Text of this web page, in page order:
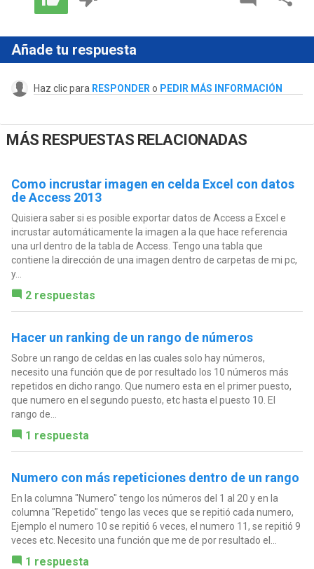
Añade tu respuesta
Haz clic para RESPONDER o PEDIR MÁS INFORMACIÓN
MÁS RESPUESTAS RELACIONADAS
Como incrustar imagen en celda Excel con datos
de Access 2013
Quisiera saber si es posible exportar datos de Access a Excel e
incrustar automáticamente la imagen a la que hace referencia
una url dentro de la tabla de Access. Tengo una tabla que
contiene la dirección de una imagen dentro de carpetas de mi pc,
y...
2 respuestas
Hacer un ranking de un rango de números
Sobre un rango de celdas en las cuales solo hay números,
necesito una función que de por resultado los 10 números más
repetidos en dicho rango. Que numero esta en el primer puesto,
que numero en el segundo puesto, etc hasta el puesto 10. El
rango de...
1 respuesta
Numero con más repeticiones dentro de un rango
En la columna "Numero" tengo los números del 1 al 20 y en la
columna "Repetido" tengo las veces que se repitió cada numero,
Ejemplo el numero 10 se repitió 6 veces, el numero 11, se repitió 9
veces etc. Necesito una función que me de por resultado el...
1 respuesta